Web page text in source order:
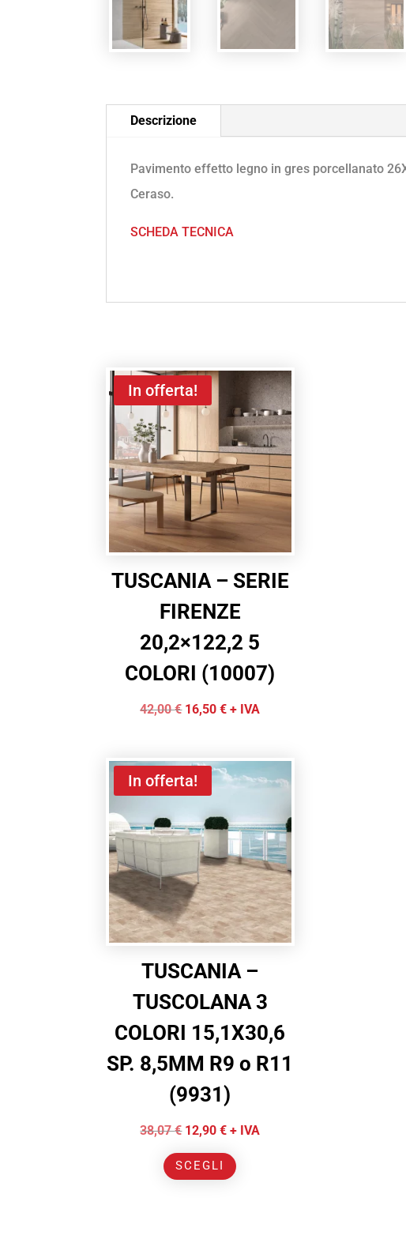
Descrizione
Pavimento effetto legno in gres porcellanato
Ceraso.
SCHEDA TECNICA
In offerta!
TUSCANIA – SERIE
FIRENZE
20,2×122,2 5
COLORI (10007)
42,00€ Il
era:
42,00 €.
16,50€Il
è:
16,50 €.
+ IVA
In offerta!
TUSCANIA –
TUSCOLANA 3
COLORI 15,1X30,6
SP. 8,5MM R9 o R11
(9931)
38,07€ Il
prezzo
originale
12,90€Il
prezzo
attuale
+ IVA
SCEGLI
prodotto